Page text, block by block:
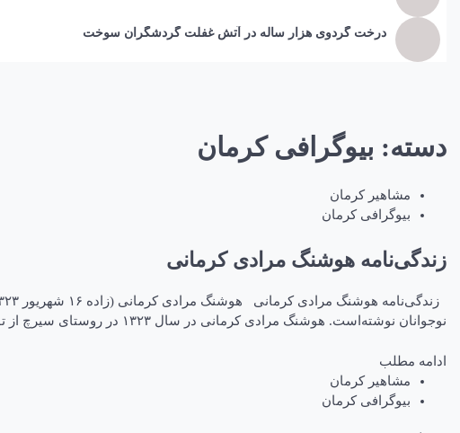
درخت گردوی هزار ساله در آتش غفلت گردشگران سوخت
دسته: بیوگرافی کرمان
مشاهیر کرمان
بیوگرافی کرمان
زندگی‌نامه هوشنگ مرادی کرمانی
نوجوانان نوشته‌است. هوشنگ مرادی کرمانی در سال ۱۳۲۳ در روستای سیرچ از توابع بخش شهداد […]
ادامه مطلب
مشاهیر کرمان
بیوگرافی کرمان